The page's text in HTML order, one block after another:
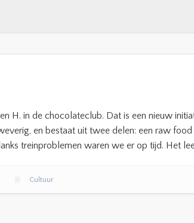
H. in de chocolateclub. Dat is een nieuw
en bestaat uit twee delen: een raw
treinproblemen waren we er op tijd. Het
Cultuur